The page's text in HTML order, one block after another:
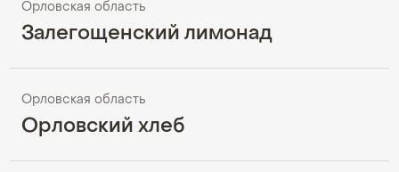
Орловская область
Залегощенский лимонад
Орловская область
Орловский хлеб